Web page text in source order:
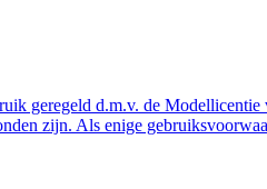
geregeld d.m.v. de
zijn. Als enige